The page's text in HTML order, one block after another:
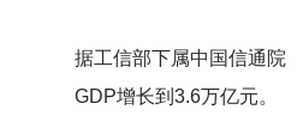
据工信部下属中国信通院
GDP增长到3.6万亿元。